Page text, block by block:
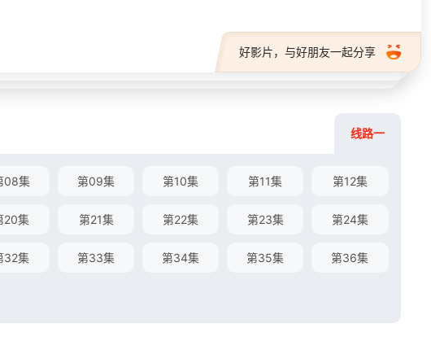
好影片，与好朋友一起分享
线路一
08集 第09集 第10集 第11集 第12集
20集 第21集 第22集 第23集 第24集
32集 第33集 第34集 第35集 第36集